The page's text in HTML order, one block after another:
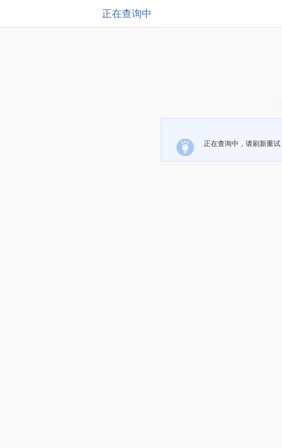
正在查询中
正在查询中，请刷新重试